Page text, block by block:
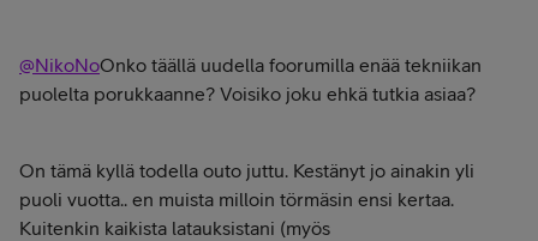
@NikoNoOnko täällä uudella foorumilla enää tekniikan
puolelta porukkaanne? Voisiko joku ehkä tutkia asiaa?
On tämä kyllä todella outo juttu. Kestänyt jo ainakin yli
puoli vuotta.. en muista milloin törmäsin ensi kertaa.
Kuitenkin kaikista latauksistani (myös